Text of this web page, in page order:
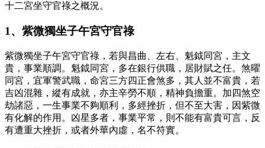
十二宮坐守官祿之概況。
1、紫微獨坐子午宮守官祿
紫微獨坐子午宮守官祿，若與昌曲、左右、魁鉞同宮，主文
貴，事業順調。魁鉞同宮，多在銀行供職，居財賦之任。煞曜
同宮，宜軍警武職，命宮三方四正會煞多，其人並不富貴，若
吉凶混雜，縱有成就，亦主辛勞不順，精神負擔重。加四煞空
劫諸惡，一生事業不夠順利，多經挫折，但不至大害，因紫微
有化解的作用。凶星多者，事業平常，則不能有富貴可言，反
有遭重大挫折，或者外華內虛，名不符實。